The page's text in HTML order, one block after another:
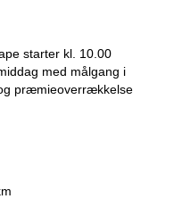
starter kl. 10.00
med målgang i
præmieoverrækkelse